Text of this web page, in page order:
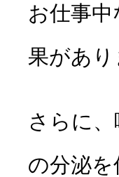
お仕事
果があり
さらに
の分泌を